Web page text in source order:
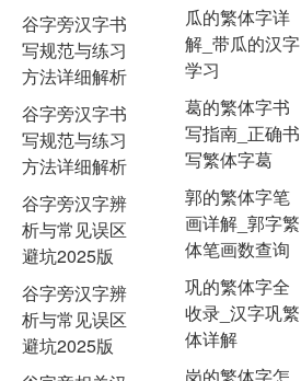
谷字旁汉字书
写规范与练习
方法详细解析
谷字旁汉字书
写规范与练习
方法详细解析
谷字旁汉字辨
析与常见误区
避坑2025版
谷字旁汉字辨
析与常见误区
避坑2025版
瓜的繁体字详
解_带瓜的汉字
学习
葛的繁体字书
写指南_正确书
写繁体字葛
郭的繁体字笔
画详解_郭字繁
体笔画数查询
巩的繁体字全
收录_汉字巩繁
体详解